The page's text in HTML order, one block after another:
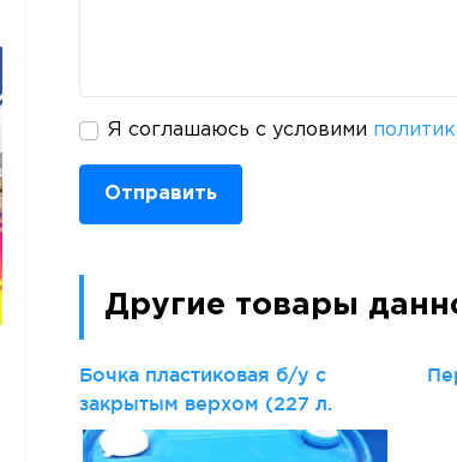
Я соглашаюсь с условими
Отправить
Другие товары
Бочка пластиковая б/у с
закрытым верхом (227 л.